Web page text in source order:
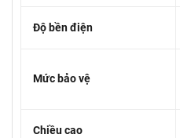
Độ bền điện
Mức bảo vệ
Chiều cao